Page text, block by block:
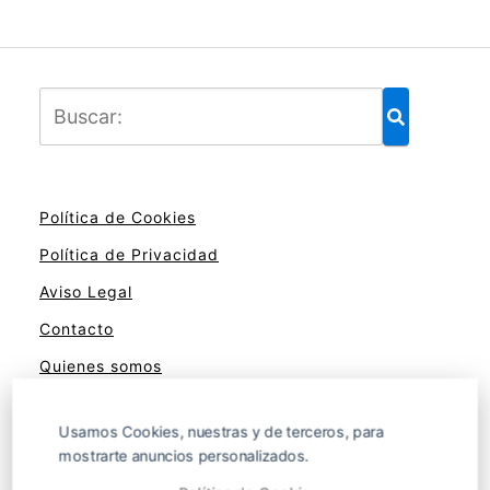
Política de Cookies
Política de Privacidad
Aviso Legal
Contacto
Quienes somos
Usamos Cookies, nuestras y de terceros, para
mostrarte anuncios personalizados.